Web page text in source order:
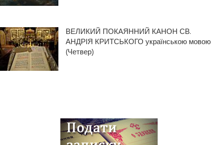
ВЕЛИКИЙ ПОКАЯННИЙ КАНОН СВ.
АНДРІЯ КРИТСЬКОГО українською мовою
(Четвер)